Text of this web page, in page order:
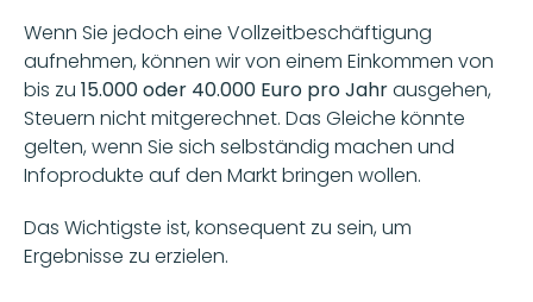
Wenn Sie jedoch eine Vollzeitbeschäftigung
aufnehmen, können wir von einem Einkommen von
bis zu 15.000 oder 40.000 Euro pro Jahr ausgehen,
Steuern nicht mitgerechnet. Das Gleiche könnte
gelten, wenn Sie sich selbständig machen und
Infoprodukte auf den Markt bringen wollen.
Das Wichtigste ist, konsequent zu sein, um
Ergebnisse zu erzielen.